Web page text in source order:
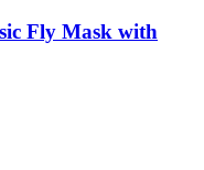
Fly Mask with